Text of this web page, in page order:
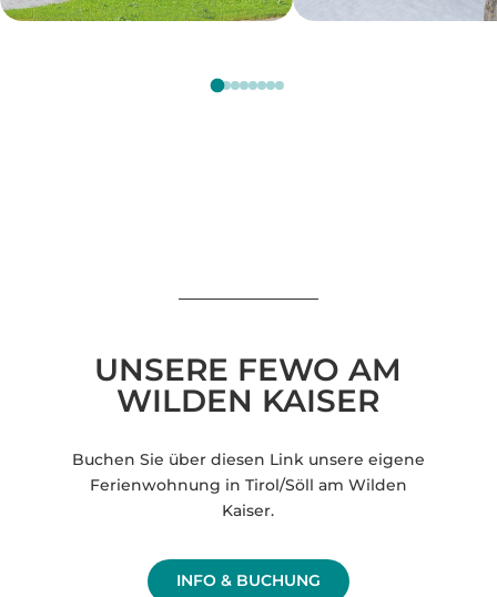
UNSERE FEWO AM
WILDEN KAISER
Buchen Sie über diesen Link unsere eigene
Ferienwohnung in Tirol/Söll am Wilden
Kaiser.
INFO & BUCHUNG